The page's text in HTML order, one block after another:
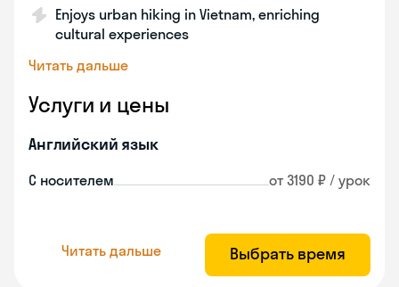
Enjoys urban hiking in Vietnam, enriching
cultural experiences
Читать дальше
Услуги и цены
Английский язык
С носителем от 3190 ₽ / урок
Читать дальше Выбрать время